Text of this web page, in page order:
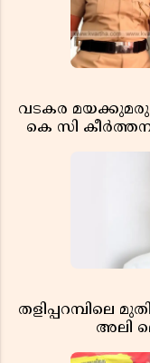
വടകര
കെ സി
തളിപ്പറമ്പിലെ
അലി